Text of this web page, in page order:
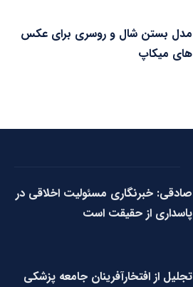
مدل بستن شال و روسری برای عکس
های میکاپ
صادقی: خبرنگاری مسئولیت اخلاقی در
پاسداری از حقیقت است
تجلیل از افتخارآفرینان جامعه پزشکی